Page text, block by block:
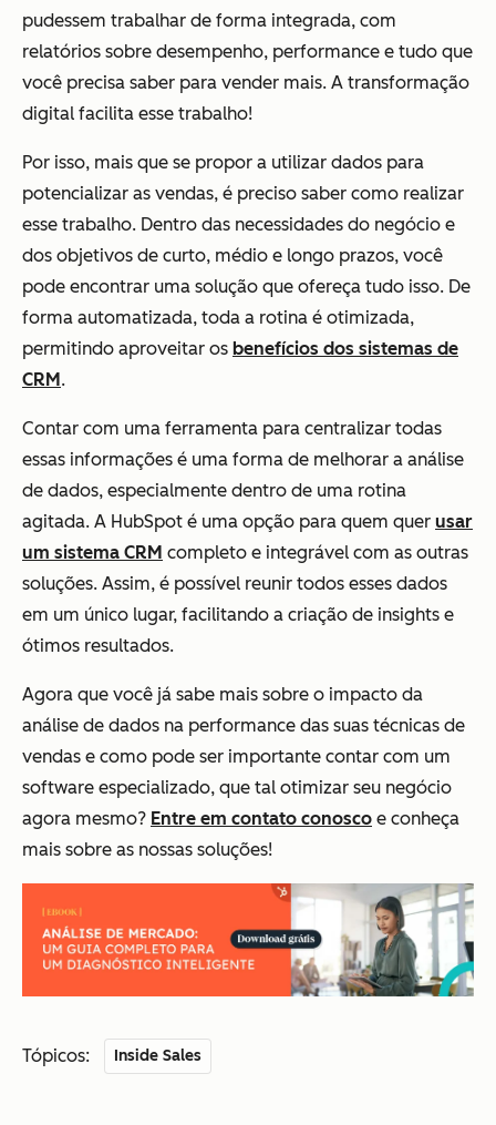
pudessem trabalhar de forma integrada, com
relatórios sobre desempenho, performance e tudo que
você precisa saber para vender mais. A transformação
digital facilita esse trabalho!
Por isso, mais que se propor a utilizar dados para
potencializar as vendas, é preciso saber como realizar
esse trabalho. Dentro das necessidades do negócio e
dos objetivos de curto, médio e longo prazos, você
pode encontrar uma solução que ofereça tudo isso. De
forma automatizada, toda a rotina é otimizada,
permitindo aproveitar os benefícios dos sistemas de
CRM .
Contar com uma ferramenta para centralizar todas
essas informações é uma forma de melhorar a análise
de dados, especialmente dentro de uma rotina
agitada. A HubSpot é uma opção para quem quer usar
um sistema CRM completo e integrável com as outras
soluções. Assim, é possível reunir todos esses dados
em um único lugar, facilitando a criação de insights e
ótimos resultados.
Agora que você já sabe mais sobre o impacto da
análise de dados na performance das suas técnicas de
vendas e como pode ser importante contar com um
software especializado, que tal otimizar seu negócio
agora mesmo? Entre em contato conosco e conheça
mais sobre as nossas soluções!
Tópicos: Inside Sales